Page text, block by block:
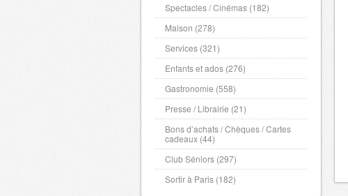
Spectacles / Cinémas (182)
Maison (278)
Services (321)
Enfants et ados (276)
Gastronomie (558)
Presse / Librairie (21)
Bons d’achats / Chèques / Cartes
cadeaux (44)
Club Séniors (297)
Sortir à Paris (182)